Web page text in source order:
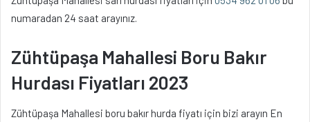
numaradan 24 saat arayınız.
Zühtüpaşa Mahallesi Boru Bakır
Hurdası Fiyatları 2023
Zühtüpaşa Mahallesi boru bakır hurda fiyatı için bizi arayın En